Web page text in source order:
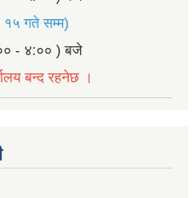
१५ गते सम्म)
- ४:०० ) बजे
बन्द रहनेछ ।